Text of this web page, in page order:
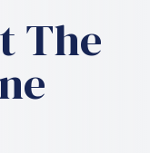
The